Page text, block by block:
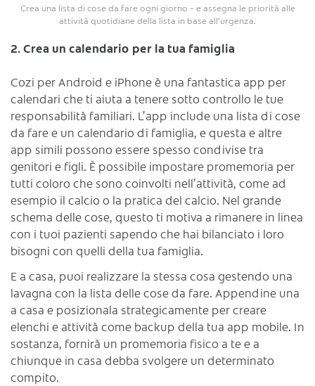
Crea una lista di cose da fare ogni giorno – e assegna le priorità alle
attività quotidiane della lista in base all’urgenza.
2. Crea un calendario per la tua famiglia
Cozi per Android e iPhone è una fantastica app per
calendari che ti aiuta a tenere sotto controllo le tue
responsabilità familiari. L’app include una lista di cose
da fare e un calendario di famiglia, e questa e altre
app simili possono essere spesso condivise tra
genitori e figli. È possibile impostare promemoria per
tutti coloro che sono coinvolti nell’attività, come ad
esempio il calcio o la pratica del calcio. Nel grande
schema delle cose, questo ti motiva a rimanere in linea
con i tuoi pazienti sapendo che hai bilanciato i loro
bisogni con quelli della tua famiglia.
E a casa, puoi realizzare la stessa cosa gestendo una
lavagna con la lista delle cose da fare. Appendine una
a casa e posizionala strategicamente per creare
elenchi e attività come backup della tua app mobile. In
sostanza, fornirà un promemoria fisico a te e a
chiunque in casa debba svolgere un determinato
compito.